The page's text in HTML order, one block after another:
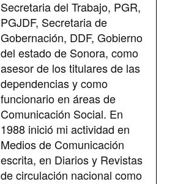
Secretaria del Trabajo, PGR,
PGJDF, Secretaria de
Gobernación, DDF, Gobierno
del estado de Sonora, como
asesor de los titulares de las
dependencias y como
funcionario en áreas de
Comunicación Social. En
1988 inició mi actividad en
Medios de Comunicación
escrita, en Diarios y Revistas
de circulación nacional como